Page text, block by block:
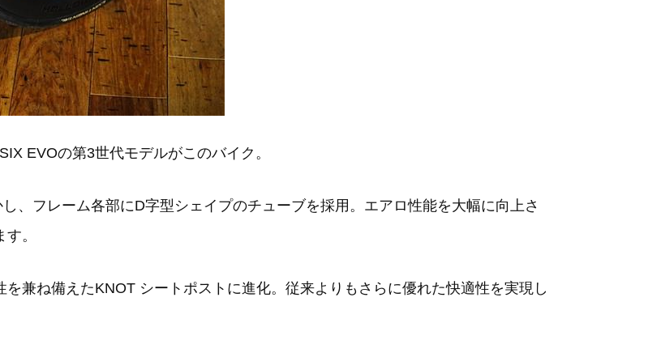
EVOの第3世代モデルがこのバイク。
、フレーム各部にD字型シェイプのチューブを採用。エアロ性能を大幅に向上さ
。
兼ね備えたKNOT シートポストに進化。従来よりもさらに優れた快適性を実現し